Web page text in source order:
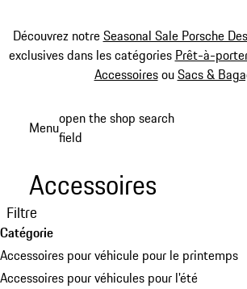
Découvrez notreSeasonal Sale Porsche
exclusives dans les catégories Prêt-à-
AccessoiresouSacs &
Menuopen the shop search
field
Accessoires
Filtre
Catégorie
Accessoires pour véhicule pour le printemps
Accessoires pour véhicules pour l'été